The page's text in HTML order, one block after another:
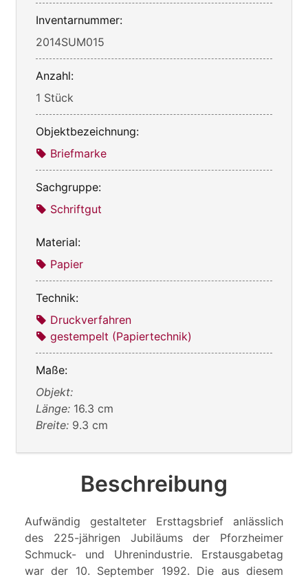
Inventarnummer:
2014SUM015
Anzahl:
1 Stück
Objektbezeichnung:
Briefmarke
Sachgruppe:
Schriftgut
Material:
Papier
Technik:
Druckverfahren
gestempelt (Papiertechnik)
Maße:
Objekt:
Länge: 16.3 cm
Breite: 9.3 cm
Beschreibung
Aufwändig gestalteter Ersttagsbrief anlässlich
des 225-jährigen Jubiläums der Pforzheimer
Schmuck- und Uhrenindustrie. Erstausgabetag
war der 10. September 1992. Die aus diesem